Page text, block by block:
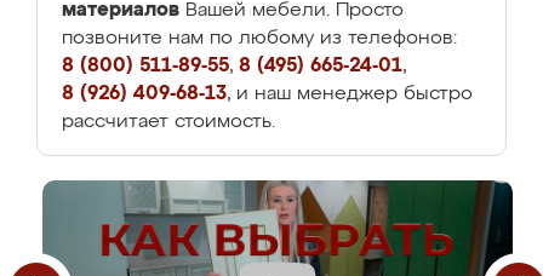
материалов Вашей мебели. Просто
позвоните нам по любому из телефонов:
8 (800) 511-89-55, 8 (495) 665-24-01,
8 (926) 409-68-13, и наш менеджер быстро
рассчитает стоимость.